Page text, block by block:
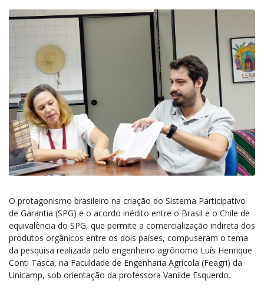
O protagonismo brasileiro na criação do Sistema Participativo
de Garantia (SPG) e o acordo inédito entre o Brasil e o Chile de
equivalência do SPG, que permite a comercialização indireta dos
produtos orgânicos entre os dois países, compuseram o tema
da pesquisa realizada pelo engenheiro agrônomo Luís Henrique
Conti Tasca, na Faculdade de Engenharia Agrícola (Feagri) da
Unicamp, sob orientação da professora Vanilde Esquerdo.